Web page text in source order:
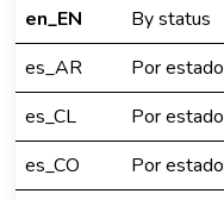
en_EN
By status
es_AR
Por estado
es_CL
Por estado
es_CO
Por estado